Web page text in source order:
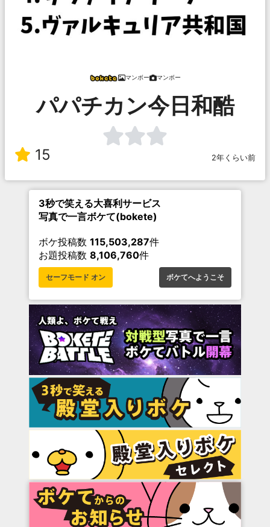
マンボー マンボー
パパチカン今日和酷
15 2年くらい前
3秒で笑える大喜利サービス
写真で一言ボケて(bokete)
ボケ投稿数 115,503,287件
お題投稿数 8,106,760件
セーフモード オン ボケてへようこそ